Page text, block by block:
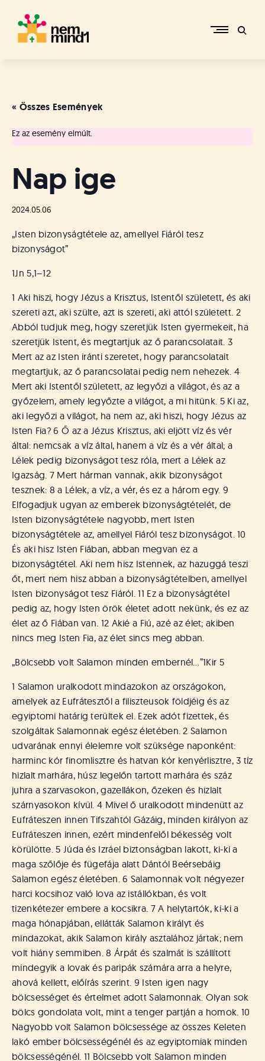
content
p
r
i
R
f
r
m
á
t
u
s
o
k
e
-
L
a
p
j
a
« Összes Események
Ez az esemény elmúlt.
Nap ige
2024.05.06
„Isten bizonyságtétele az, amellyel Fiáról tesz
bizonyságot”
1Jn 5,1–12
1 Aki hiszi, hogy Jézus a Krisztus, Istentől született, és aki
szereti azt, aki szülte, azt is szereti, aki attól született. 2
Abból tudjuk meg, hogy szeretjük Isten gyermekeit, ha
szeretjük Istent, és megtartjuk az ő parancsolatait. 3
Mert az az Isten iránti szeretet, hogy parancsolatait
megtartjuk, az ő parancsolatai pedig nem nehezek. 4
Mert aki Istentől született, az legyőzi a világot, és az a
győzelem, amely legyőzte a világot, a mi hitünk. 5 Ki az,
aki legyőzi a világot, ha nem az, aki hiszi, hogy Jézus az
Isten Fia? 6 Ő az a Jézus Krisztus, aki eljött víz és vér
által: nemcsak a víz által, hanem a víz és a vér által; a
Lélek pedig bizonyságot tesz róla, mert a Lélek az
Igazság. 7 Mert hárman vannak, akik bizonyságot
tesznek: 8 a Lélek, a víz, a vér, és ez a három egy. 9
Elfogadjuk ugyan az emberek bizonyságtételét, de
Isten bizonyságtétele nagyobb, mert Isten
bizonyságtétele az, amellyel Fiáról tesz bizonyságot. 10
És aki hisz Isten Fiában, abban megvan ez a
bizonyságtétel. Aki nem hisz Istennek, az hazuggá teszi
őt, mert nem hisz abban a bizonyságtételben, amellyel
Isten bizonyságot tesz Fiáról. 11 Ez a bizonyságtétel
pedig az, hogy Isten örök életet adott nekünk, és ez az
élet az ő Fiában van. 12 Akié a Fiú, azé az élet; akiben
nincs meg Isten Fia, az élet sincs meg abban.
„Bölcsebb volt Salamon minden embernél…”1Kir 5
1 Salamon uralkodott mindazokon az országokon,
amelyek az Eufrátesztől a filiszteusok földjéig és az
egyiptomi határig terültek el. Ezek adót fizettek, és
szolgáltak Salamonnak egész életében. 2 Salamon
udvarának ennyi élelemre volt szüksége naponként:
harminc kór finomlisztre és hatvan kór kenyérlisztre, 3 tíz
hizlalt marhára, húsz legelőn tartott marhára és száz
juhra a szarvasokon, gazellákon, őzeken és hizlalt
szárnyasokon kívül. 4 Mivel ő uralkodott mindenütt az
Eufráteszen innen Tifszahtól Gázáig, minden királyon az
Eufráteszen innen, ezért mindenfelől békesség volt
körülötte. 5 Júda és Izráel biztonságban lakott, ki-ki a
maga szőlője és fügefája alatt Dántól Beérsebáig
Salamon egész életében. 6 Salamonnak volt négyezer
harci kocsihoz való lova az istállókban, és volt
tizenkétezer embere a kocsikra. 7 A helytartók, ki-ki a
maga hónapjában, ellátták Salamon királyt és
mindazokat, akik Salamon király asztalához jártak; nem
volt hiány semmiben. 8 Árpát és szalmát is szállított
mindegyik a lovak és paripák számára arra a helyre,
ahová kellett, előírás szerint. 9 Isten igen nagy
bölcsességet és értelmet adott Salamonnak. Olyan sok
bölcs gondolata volt, mint a tenger partján a homok. 10
Nagyobb volt Salamon bölcsessége az összes Keleten
lakó ember bölcsességénél és az egyiptomiak minden
bölcsességénél. 11 Bölcsebb volt Salamon minden